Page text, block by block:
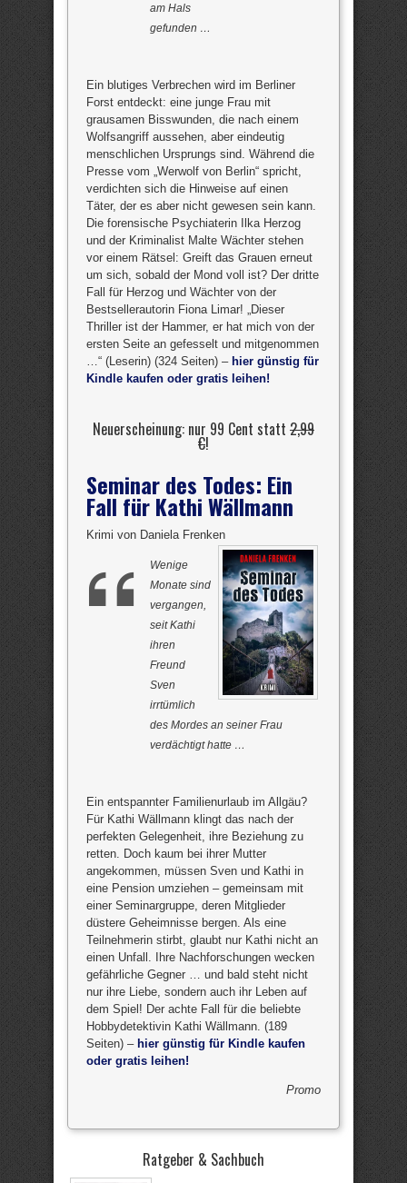
am Hals
gefunden …
Ein blutiges Verbrechen wird im Berliner
Forst entdeckt: eine junge Frau mit
grausamen Bisswunden, die nach einem
Wolfsangriff aussehen, aber eindeutig
menschlichen Ursprungs sind. Während die
Presse vom „Werwolf von Berlin“ spricht,
verdichten sich die Hinweise auf einen
Täter, der es aber nicht gewesen sein kann.
Die forensische Psychiaterin Ilka Herzog
und der Kriminalist Malte Wächter stehen
vor einem Rätsel: Greift das Grauen erneut
um sich, sobald der Mond voll ist? Der dritte
Fall für Herzog und Wächter von der
Bestsellerautorin Fiona Limar! „Dieser
Thriller ist der Hammer, er hat mich von der
ersten Seite an gefesselt und mitgenommen
…“ (Leserin) (324 Seiten) – hier günstig für
Kindle kaufen oder gratis leihen!
Neuerscheinung: nur 99 Cent statt 2,99
€!
Seminar des Todes: Ein
Fall für Kathi Wällmann
Krimi von Daniela Frenken
Wenige
Monate sind
vergangen,
seit Kathi
ihren
Freund
Sven
irrtümlich
des Mordes an seiner Frau
verdächtigt hatte …
Ein entspannter Familienurlaub im Allgäu?
Für Kathi Wällmann klingt das nach der
perfekten Gelegenheit, ihre Beziehung zu
retten. Doch kaum bei ihrer Mutter
angekommen, müssen Sven und Kathi in
eine Pension umziehen – gemeinsam mit
einer Seminargruppe, deren Mitglieder
düstere Geheimnisse bergen. Als eine
Teilnehmerin stirbt, glaubt nur Kathi nicht an
einen Unfall. Ihre Nachforschungen wecken
gefährliche Gegner … und bald steht nicht
nur ihre Liebe, sondern auch ihr Leben auf
dem Spiel! Der achte Fall für die beliebte
Hobbydetektivin Kathi Wällmann. (189
Seiten) – hier günstig für Kindle kaufen
oder gratis leihen!
Promo
Ratgeber & Sachbuch